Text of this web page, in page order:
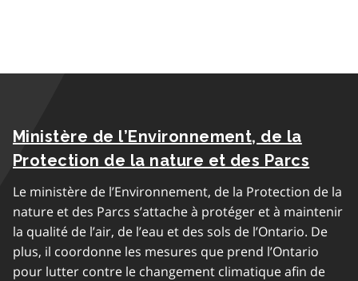
Ministère de l’Environnement, de la
Protection de la nature et des Parcs
Le ministère de l’Environnement, de la Protection de la
nature et des Parcs s’attache à protéger et à maintenir
la qualité de l’air, de l’eau et des sols de l’Ontario. De
plus, il coordonne les mesures que prend l’Ontario
pour lutter contre le changement climatique afin de